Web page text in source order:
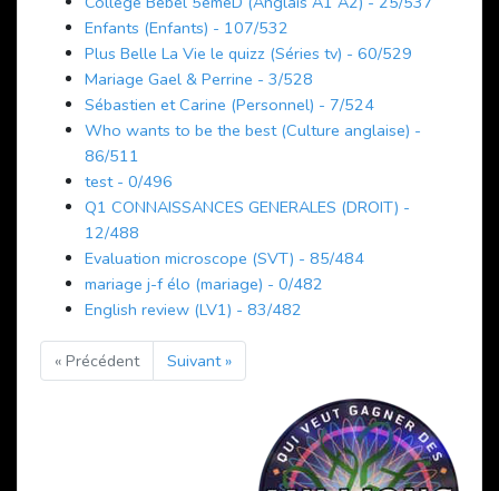
Enfants (Enfants) - 107/532
Plus Belle La Vie le quizz (Séries tv) - 60/529
Mariage Gael & Perrine - 3/528
Sébastien et Carine (Personnel) - 7/524
Who wants to be the best (Culture anglaise) -
86/511
test - 0/496
Q1 CONNAISSANCES GENERALES (DROIT) -
12/488
Evaluation microscope (SVT) - 85/484
mariage j-f élo (mariage) - 0/482
English review (LV1) - 83/482
« Précédent Suivant »